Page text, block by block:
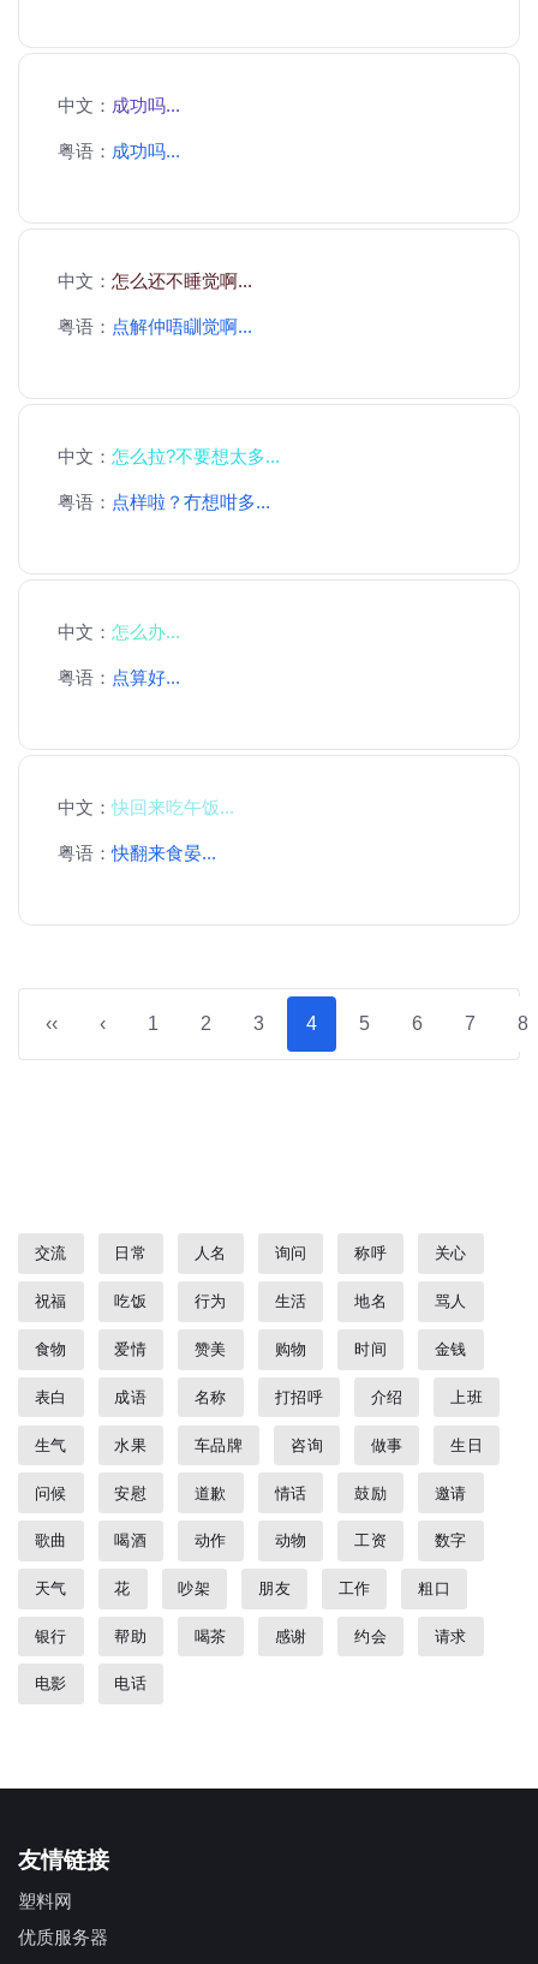
中文： 成功吗...
粤语： 成功吗...
中文： 怎么还不睡觉啊...
粤语： 点解仲唔瞓觉啊...
中文： 怎么拉?不要想太多...
粤语： 点样啦？冇想咁多...
中文： 怎么办...
粤语： 点算好...
中文： 快回来吃午饭...
粤语：快翻来食晏...
‹‹ ‹ 1 2 3 4 5 6 7 8
交流 日常 人名 询问 称呼 关心
祝福 吃饭 行为 生活 地名 骂人
食物 爱情 赞美 购物 时间 金钱
表白 成语 名称 打招呼 介绍 上班
生气 水果 车品牌 咨询 做事 生日
问候 安慰 道歉 情话 鼓励 邀请
歌曲 喝酒 动作 动物 工资 数字
天气 花 吵架 朋友 工作 粗口
银行 帮助 喝茶 感谢 约会 请求
电影 电话
友情链接
塑料网
优质服务器